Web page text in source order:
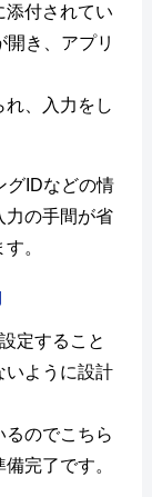
添付されてい
き、アプリ
、入力をし
グIDなどの情
力の手間が省
。
定すること
いように設計
のでこちら
完了です。